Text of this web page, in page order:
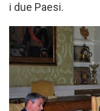
i due Paesi.